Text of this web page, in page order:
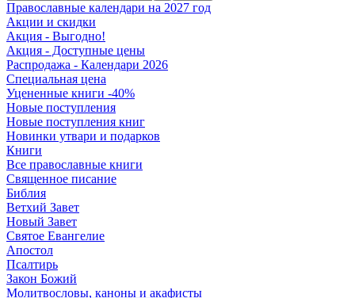
Православные календари на 2027 год
Акции и скидки
Акция - Выгодно!
Акция - Доступные цены
Распродажа - Календари 2026
Специальная цена
Уцененные книги -40%
Новые поступления
Новые поступления книг
Новинки утвари и подарков
Книги
Все православные книги
Священное писание
Библия
Ветхий Завет
Новый Завет
Святое Евангелие
Апостол
Псалтирь
Закон Божий
Молитвословы, каноны и акафисты